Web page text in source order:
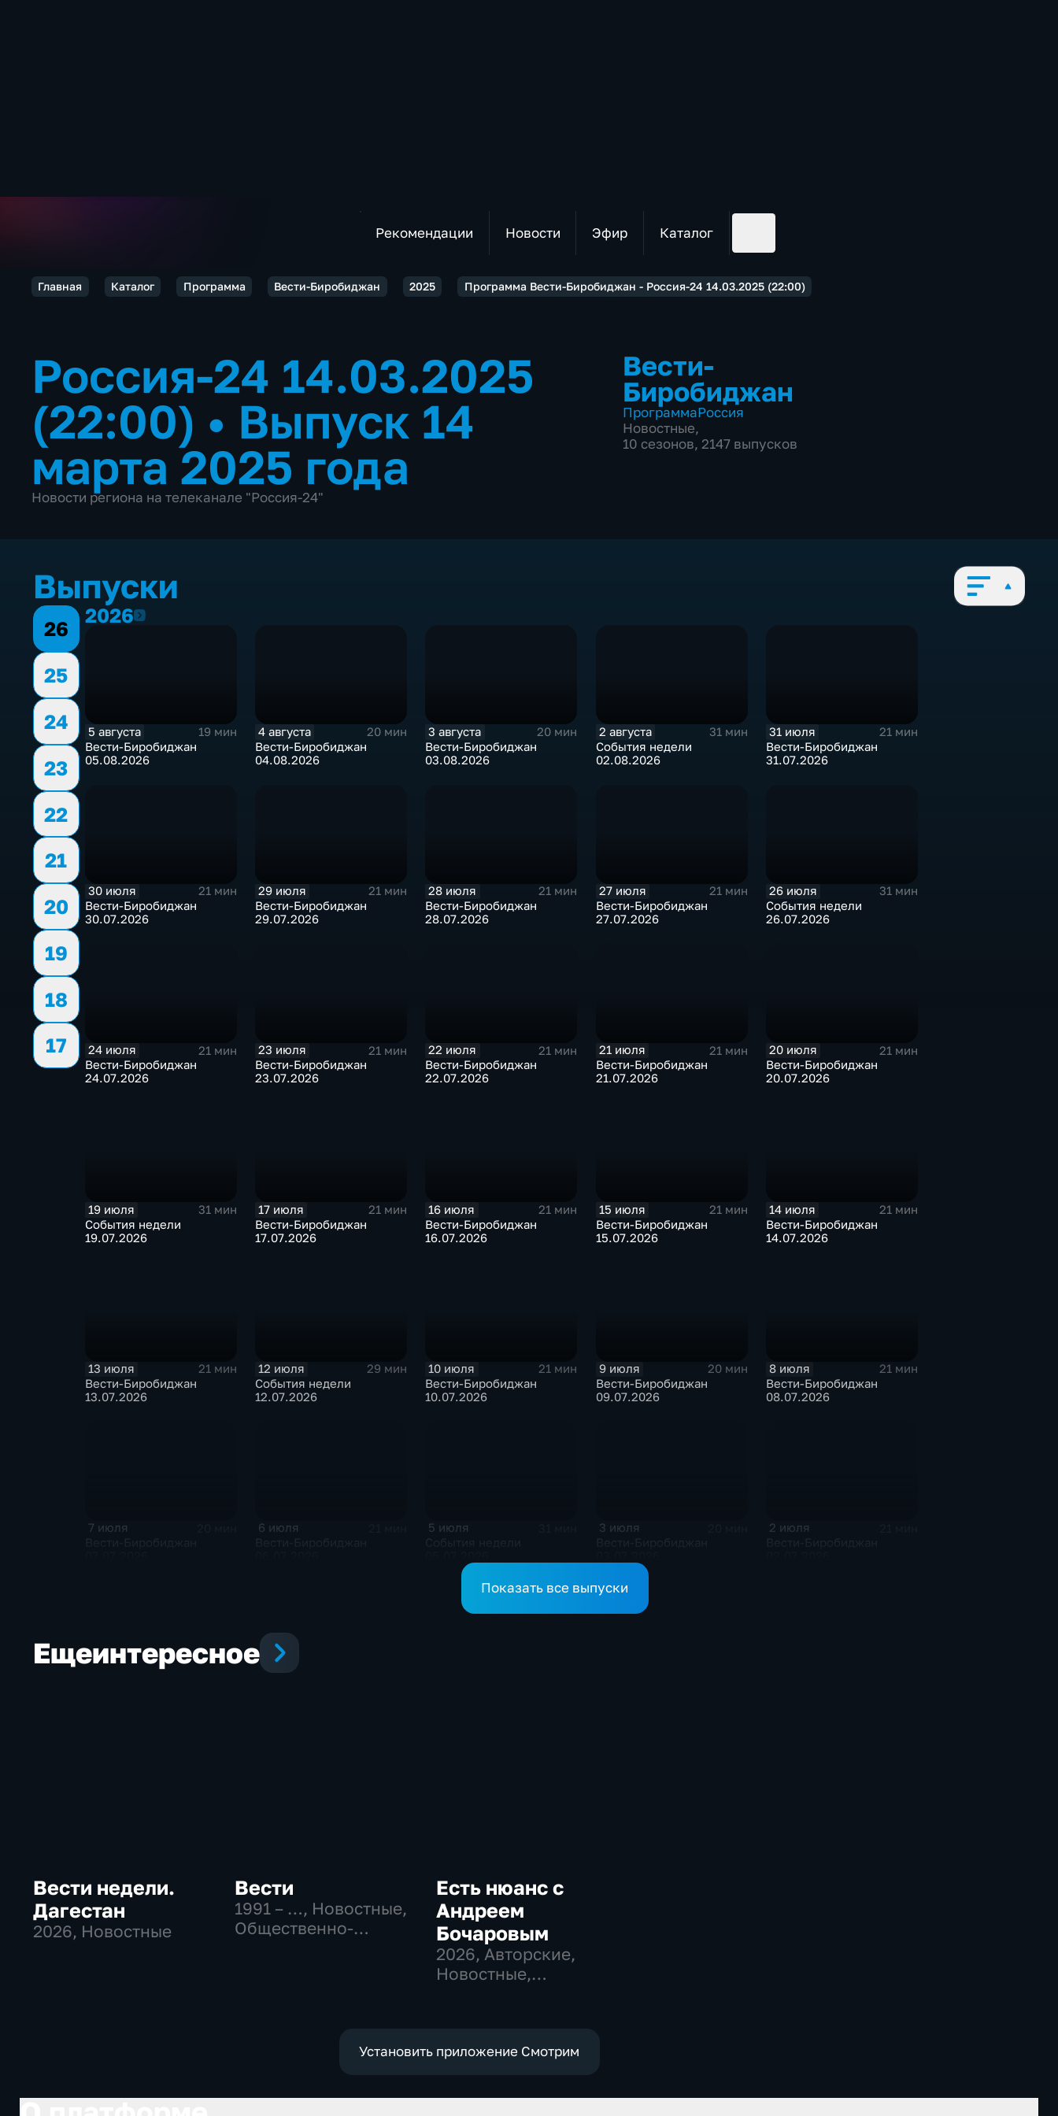
Рекомендации Новости Эфир Каталог
Главная Каталог Программа Вести-Биробиджан 2025 Программа Вести-Биробиджан - Россия-24 14.03.2025 (22:00)
Россия-24 14.03.2025
(22:00) • Выпуск 14
марта 2025 года
Новости региона на телеканале "Россия-24"
Вести-
Биробиджан
ПрограммаРоссия
Новостные,
10 сезонов, 2147 выпусков
Выпуски
26
25
24
23
22
21
20
19
18
17
20262026
5 августа
19 мин
Вести-Биробиджан
05.08.2026
4 августа
20 мин
Вести-Биробиджан
04.08.2026
3 августа
20 мин
Вести-Биробиджан
03.08.2026
2 августа
31 мин
События недели
02.08.2026
31 июля
21 мин
Вести-Биробиджан
31.07.2026
30 июля
21 мин
Вести-Биробиджан
30.07.2026
29 июля
21 мин
Вести-Биробиджан
29.07.2026
28 июля
21 мин
Вести-Биробиджан
28.07.2026
27 июля
21 мин
Вести-Биробиджан
27.07.2026
26 июля
31 мин
События недели
26.07.2026
24 июля
21 мин
Вести-Биробиджан
24.07.2026
23 июля
21 мин
Вести-Биробиджан
23.07.2026
22 июля
21 мин
Вести-Биробиджан
22.07.2026
21 июля
21 мин
Вести-Биробиджан
21.07.2026
20 июля
21 мин
Вести-Биробиджан
20.07.2026
19 июля
31 мин
События недели
19.07.2026
17 июля
21 мин
Вести-Биробиджан
17.07.2026
16 июля
21 мин
Вести-Биробиджан
16.07.2026
15 июля
21 мин
Вести-Биробиджан
15.07.2026
14 июля
21 мин
Вести-Биробиджан
14.07.2026
13 июля
21 мин
Вести-Биробиджан
13.07.2026
12 июля
29 мин
События недели
12.07.2026
10 июля
21 мин
Вести-Биробиджан
10.07.2026
9 июля
20 мин
Вести-Биробиджан
09.07.2026
8 июля
21 мин
Вести-Биробиджан
08.07.2026
7 июля 6 июля 5 июля 3 июля 2 июля
Показать все выпуски
Ещеинтересное
Вести недели.
Дагестан
2026, Новостные
Вести
1991 – …, Новостные,
Общественно-
Есть нюанс с
Андреем
Бочаровым
2026, Авторские,
Новостные,
Установить приложение Смотрим